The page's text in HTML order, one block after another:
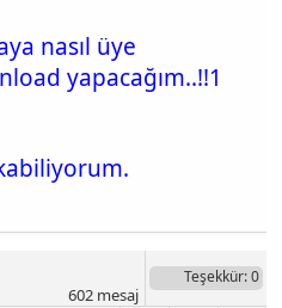
nasıl üye
yapacağım..!!1
Teşekkür: 0
602mesaj